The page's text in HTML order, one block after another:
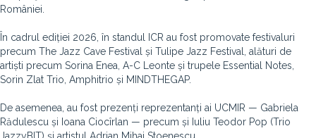
României.
În cadrul ediției 2026, în standul ICR au fost promovate festivaluri
precum The Jazz Cave Festival și Tulipe Jazz Festival, alături de
artiști precum Sorina Enea, A-C Leonte și trupele Essential Notes,
Sorin Zlat Trio, Amphitrio și MINDTHEGAP.
De asemenea, au fost prezenți reprezentanți ai UCMIR — Gabriela
Rădulescu și Ioana Ciocîrlan — precum și Iuliu Teodor Pop (Trio